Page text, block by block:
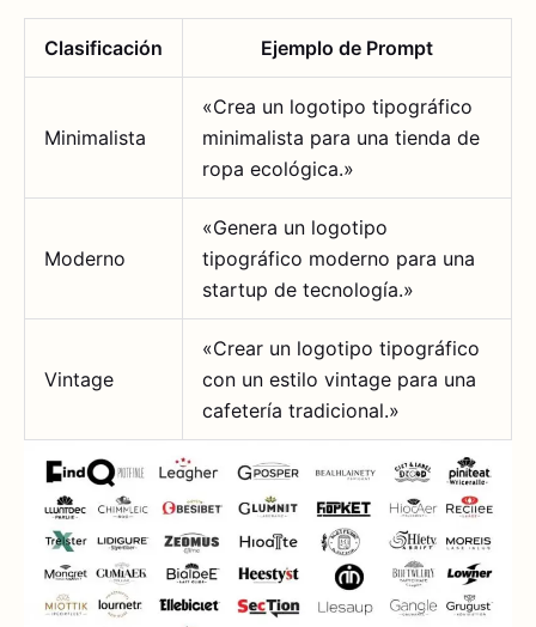
Clasificación Ejemplo de Prompt
Minimalista
«Crea un logotipo tipográfico
minimalista para una tienda de
ropa ecológica.»
Moderno
«Genera un logotipo
tipográfico moderno para una
startup de tecnología.»
Vintage
«Crear un logotipo tipográfico
con un estilo vintage para una
cafetería tradicional.»